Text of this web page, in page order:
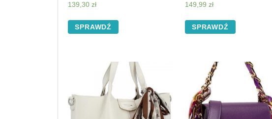
139,30 zł
SPRAWDŹ
149,99 zł
SPRAWDŹ